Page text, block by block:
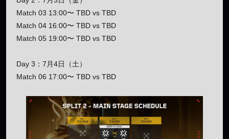
Match 03 13:00〜 TBD vs TBD
Match 04 16:00〜 TBD vs TBD
Match 05 19:00〜 TBD vs TBD
Day 3：7月4日（土）
Match 06 17:00〜 TBD vs TBD